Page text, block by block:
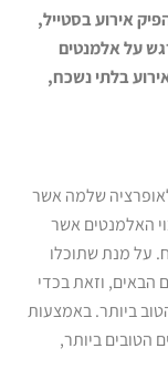
אירוע בסטייל,
על אלמנטים
בלתי נשכח,
שלמה אשר
האלמנטים אשר
על מנת שתוכלו
וזאת בכדי
ביותר. באמצעות
הטובים ביותר,